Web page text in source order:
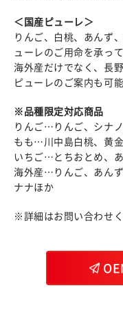
＜国産ピューレ＞
りんご、白桃、あんず
ューレのご用命を承って
海外産だけでなく、長
ピューレのご案内も可能
※品種限定対応商品
りんご…りんご、シナ
もも…川中島白桃、黄
いちご…とちおとめ、
海外産…りんご、あん
ナナほか
※詳細はお問い合わせく